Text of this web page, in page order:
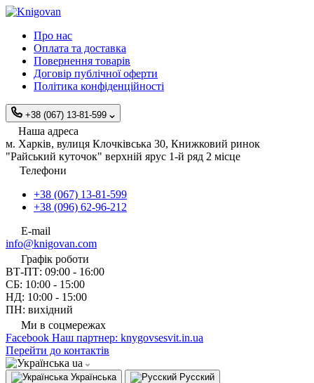
Про нас
Оплата та доставка
Повернення товарів
Договір публічної оферти
Політика конфіденційності
+38 (067) 13-81-599
Наша адреса
м. Харків, вулиця Клочківська 30, Книжковий ринок
"Райський куточок" верхній ярус 1-й ряд 2 місце
Телефони
+38 (067) 13-81-599
+38 (096) 62-96-212
E-mail
info@knigovan.com
Графік роботи
ВТ-ПТ: 09:00 - 16:00
СБ: 10:00 - 15:00
НД: 10:00 - 15:00
ПН: вихідний
Ми в соцмережах
Facebook Наш партнер: knygovsesvit.in.ua
Перейти до контактів
ua
Українська Русский